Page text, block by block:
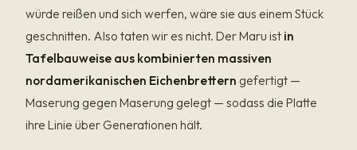
würde reißen und sich werfen, wäre sie aus einem Stück
geschnitten. Also taten wir es nicht. Der Maru ist in
Tafelbauweise aus kombinierten massiven
nordamerikanischen Eichenbrettern gefertigt —
Maserung gegen Maserung gelegt — sodass die Platte
ihre Linie über Generationen hält.